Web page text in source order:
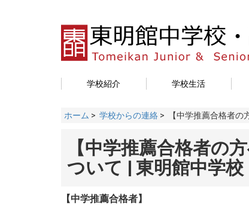
学校紹介 学校生活
ホーム > 学校からの連絡 > 【中学推薦合格者の
【中学推薦合格者の
ついて | 東明館中学
【中学推薦合格者】